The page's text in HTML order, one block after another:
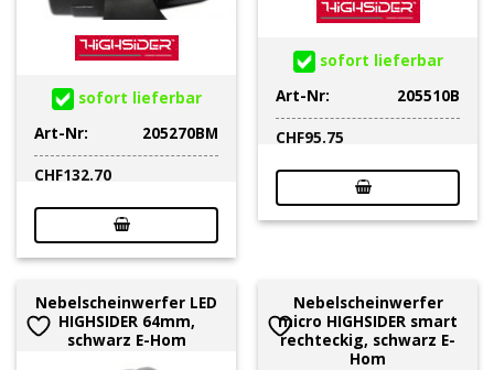
sofort lieferbar
Art-Nr:
205270BM
CHF132.70
sofort lieferbar
Art-Nr:
205510B
CHF95.75
Nebelscheinwerfer LED
HIGHSIDER 64mm,
schwarz E-Hom
Nebelscheinwerfer
micro HIGHSIDER smart
rechteckig, schwarz E-
Hom